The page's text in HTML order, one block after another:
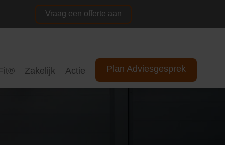
Vraag een offerte aan
Zakelijk Actie Plan Adviesgesprek